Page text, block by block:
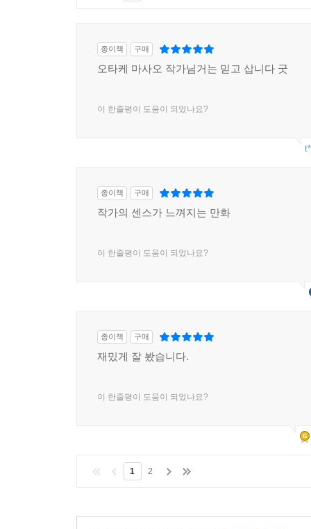
종이책 구매
오타케 마사오 작가님거는 믿고 삽니다 굿
이 한줄평이 도움이 되었나요?
종이책 구매
작가의 센스가 느껴지는 만화
이 한줄평이 도움이 되었나요?
종이책 구매
재밌게 잘 봤습니다.
이 한줄평이 도움이 되었나요?
1 2